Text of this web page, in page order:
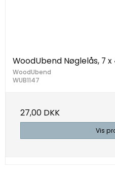
WoodUbend Nøglelås, 7
WoodUbend
WUB1147
27,00 DKK
Vis